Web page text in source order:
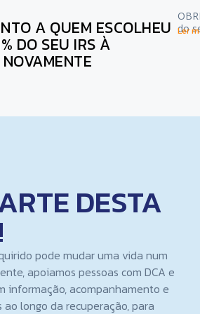
A QUEM ESCOLHEU
DO SEU IRS À
do
Ler
DESTA
pode mudar uma vida num
apoiamos pessoas com DCA e
informação, acompanhamento e
longo da recuperação, para